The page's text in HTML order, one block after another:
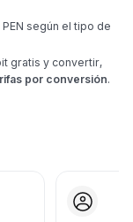
según el tipo de
gratis y convertir,
por conversión.